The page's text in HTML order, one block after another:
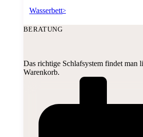
Wasserbett>
BERATUNG
Das richtige Schlafsystem findet man
Warenkorb.